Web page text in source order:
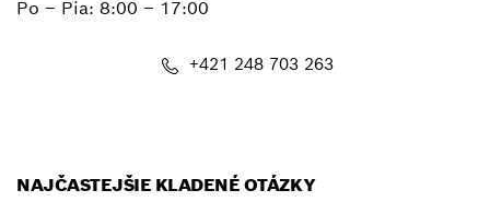
Po – Pia: 8:00 – 17:00
+421 248 703 263
NAJČASTEJŠIE KLADENÉ OTÁZKY